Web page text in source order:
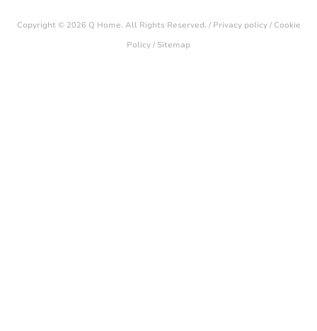
Copyright © 2026 Q Home. All Rights Reserved. / Privacy policy/ Cookie
Policy / Sitemap